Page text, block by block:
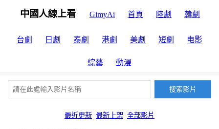
中國人線上看 GimyAi 首頁 陸劇 韓劇
台劇 日劇 泰劇 港劇 美劇 短劇 电影
綜藝 動漫
最近更新 最新上架 全部影片